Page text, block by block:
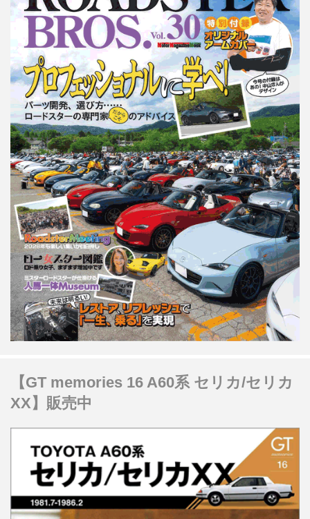
【GT memories 16 A60系 セリカ/セリカ
XX】販売中